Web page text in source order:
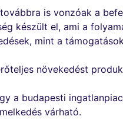
is vonzóak a
készült el, ami a
mint a
növekedést
a budapesti
várható.